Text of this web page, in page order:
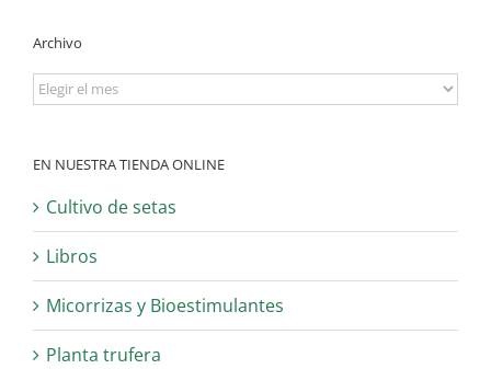
Archivo
Archivo
EN NUESTRA TIENDA ONLINE
Cultivo de setas
Libros
Micorrizas y Bioestimulantes
Planta trufera